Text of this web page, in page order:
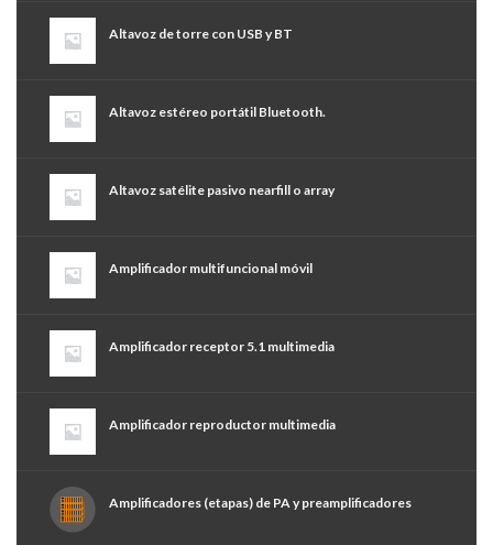
Altavoz de torre con USB y BT
Altavoz estéreo portátil Bluetooth.
Altavoz satélite pasivo nearfill o array
Amplificador multifuncional móvil
Amplificador receptor 5.1 multimedia
Amplificador reproductor multimedia
Amplificadores (etapas) de PA y preamplificadores